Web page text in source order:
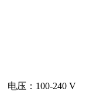
电压： 100-240 V